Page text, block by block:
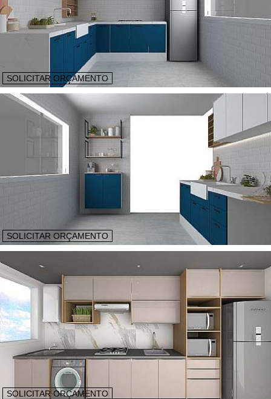
SOLICITAR ORÇAMENTO
SOLICITAR ORÇAMENTO
SOLICITAR ORÇAMENTO